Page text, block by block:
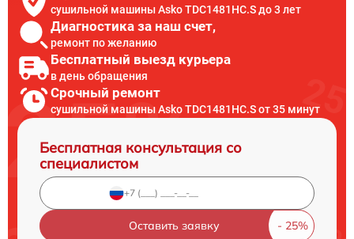
сушильной машины Asko TDC1481HC.S до 3 лет
Диагностика за наш счет,
ремонт по желанию
Бесплатный выезд курьера
в день обращения
Срочный ремонт
сушильной машины Asko TDC1481HC.S от 35 минут
Бесплатная консультация со
специалистом
Оставить заявку